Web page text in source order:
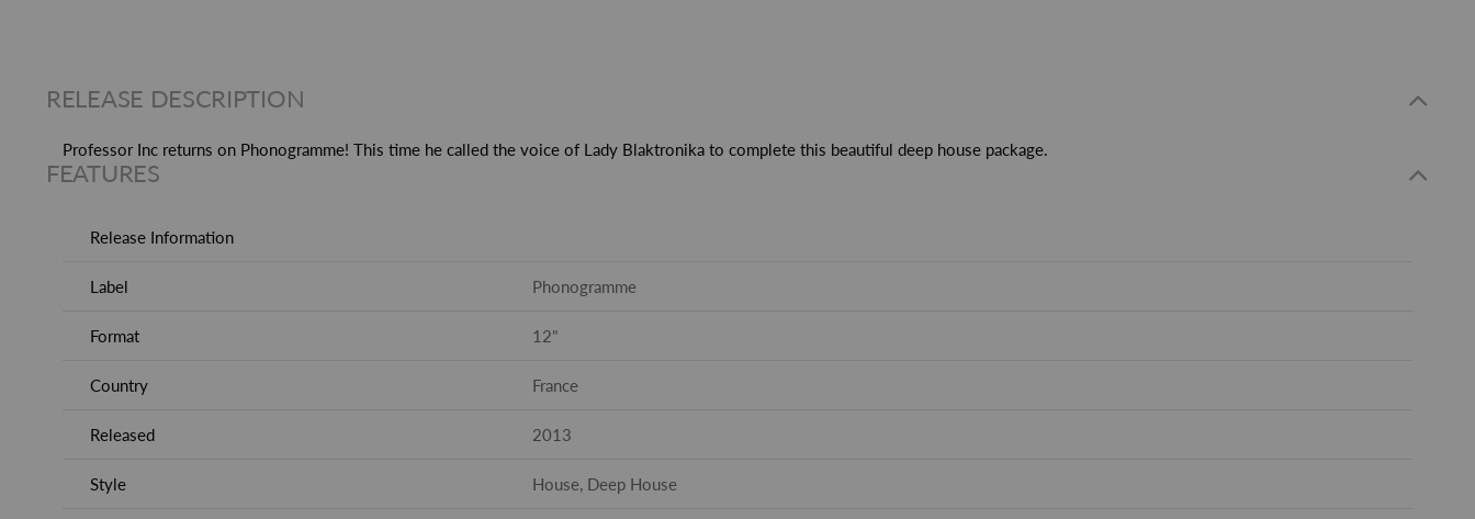
RELEASE DESCRIPTION
Professor Inc returns on Phonogramme! This time he called the voice of Lady Blaktronika to complete this beautiful deep house package.
FEATURES
Release Information
Label Phonogramme
Format 12"
Country France
Released 2013
Style House, Deep House